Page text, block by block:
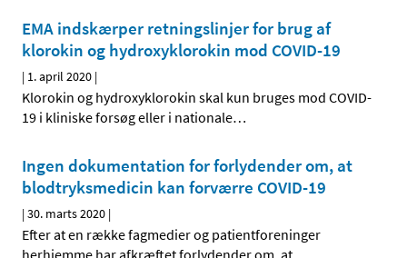
EMA indskærper retningslinjer for brug af
klorokin og hydroxyklorokin mod COVID-19
| 1. april 2020 |
Klorokin og hydroxyklorokin skal kun bruges mod COVID-
19 i kliniske forsøg eller i nationale…
Ingen dokumentation for forlydender om, at
blodtryksmedicin kan forværre COVID-19
|30. marts 2020 |
Efter at en række fagmedier og patientforeninger